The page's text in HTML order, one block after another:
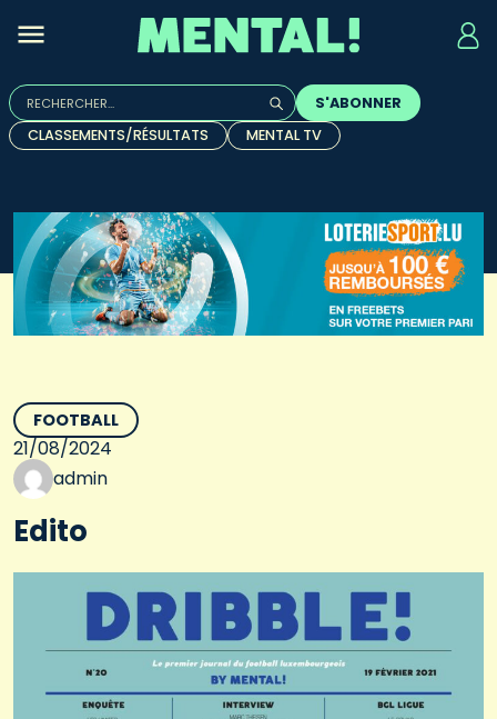
Rechercher :
Quand les résultats de l'auto-complétion sont
S'ABONNER
CLASSEMENTS/RÉSULTATS
MENTAL TV
FOOTBALL
21/08/2024
admin
Edito